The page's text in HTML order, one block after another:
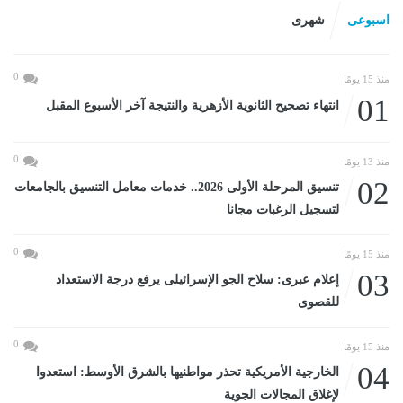
اسبوعى شهرى
منذ 15 يومًا 0
01 انتهاء تصحيح الثانوية الأزهرية والنتيجة آخر الأسبوع المقبل
منذ 13 يومًا 0
02
تنسيق المرحلة الأولى 2026.. خدمات معامل التنسيق بالجامعات
لتسجيل الرغبات مجانا
منذ 15 يومًا 0
03
إعلام عبرى: سلاح الجو الإسرائيلى يرفع درجة الاستعداد
للقصوى
منذ 15 يومًا 0
04
الخارجية الأمريكية تحذر مواطنيها بالشرق الأوسط: استعدوا
لإغلاق المجالات الجوية